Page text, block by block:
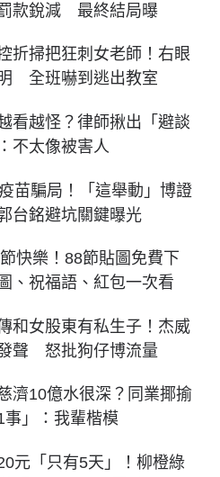
款銳減 最終結局曝
折掃把狂刺女老師！右眼
全班嚇到逃出教室
看越怪？律師揪出「避談
不太像被害人
苗騙局！「這舉動」博證
台銘避坑關鍵曝光
快樂！88節貼圖免費下
、祝福語、紅包一次看
和女股東有私生子！杰威
聲 怒批狗仔博流量
濟10億水很深？同業揶揄
事」：我輩楷模
元「只有5天」！柳橙綠